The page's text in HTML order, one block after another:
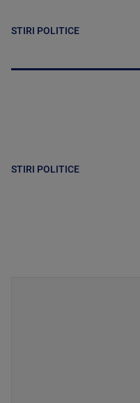
STIRI POLITICE
STIRI POLITICE